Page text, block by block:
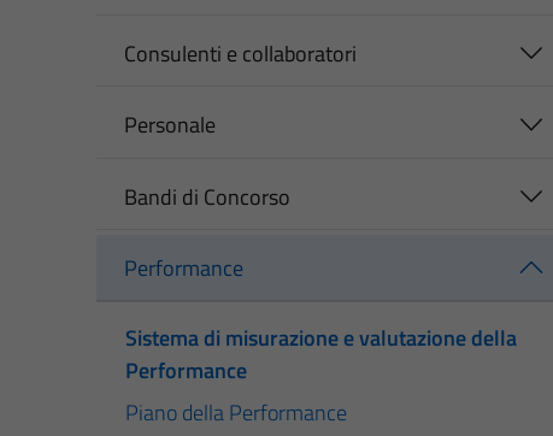
Consulenti e collaboratori
Personale
Bandi di Concorso
Performance
Sistema di misurazione e valutazione della
Performance
Piano della Performance